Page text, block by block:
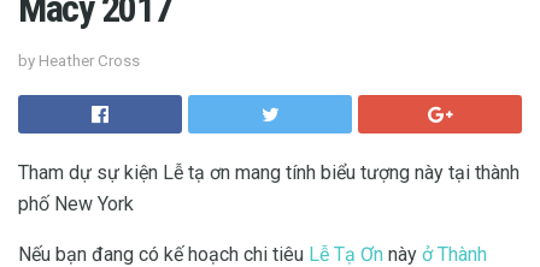
by Heather Cross
Tham dự sự kiện Lễ tạ ơn mang tính biểu tượng này tại thành
phố New York
Nếu bạn đang có kế hoạch chi tiêu Lễ Tạ Ơn này ở Thành